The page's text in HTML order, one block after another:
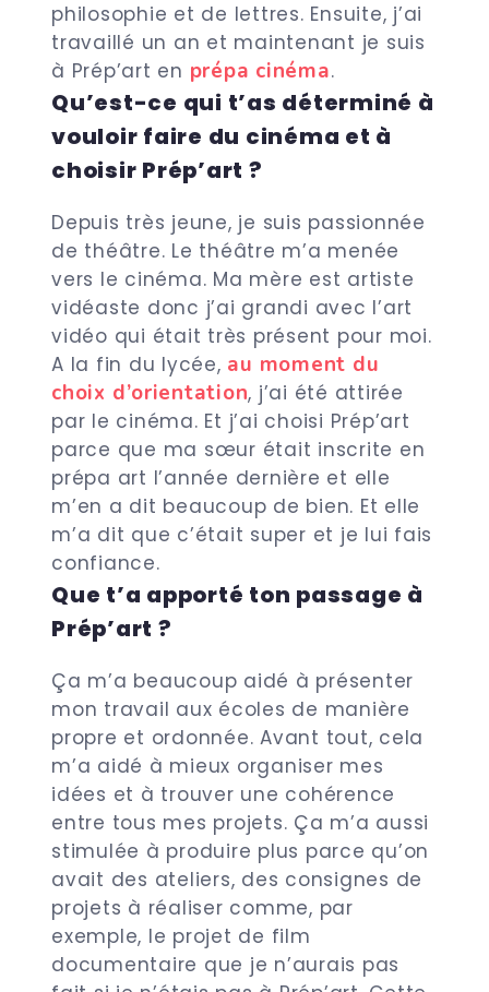
philosophie et de lettres. Ensuite, j’ai
travaillé un an et maintenant je suis
à Prép’art en prépa cinéma.
Qu’est-ce qui t’as déterminé à
vouloir faire du cinéma et à
choisir Prép’art ?
Depuis très jeune, je suis passionnée
de théâtre. Le théâtre m’a menée
vers le cinéma. Ma mère est artiste
vidéaste donc j’ai grandi avec l’art
vidéo qui était très présent pour moi.
A la fin du lycée, au moment du
choix d’orientation, j’ai été attirée
par le cinéma. Et j’ai choisi Prép’art
parce que ma sœur était inscrite en
prépa art l’année dernière et elle
m’en a dit beaucoup de bien. Et elle
m’a dit que c’était super et je lui fais
confiance.
Que t’a apporté ton passage à
Prép’art ?
Ça m’a beaucoup aidé à présenter
mon travail aux écoles de manière
propre et ordonnée. Avant tout, cela
m’a aidé à mieux organiser mes
idées et à trouver une cohérence
entre tous mes projets. Ça m’a aussi
stimulée à produire plus parce qu’on
avait des ateliers, des consignes de
projets à réaliser comme, par
exemple, le projet de film
documentaire que je n’aurais pas